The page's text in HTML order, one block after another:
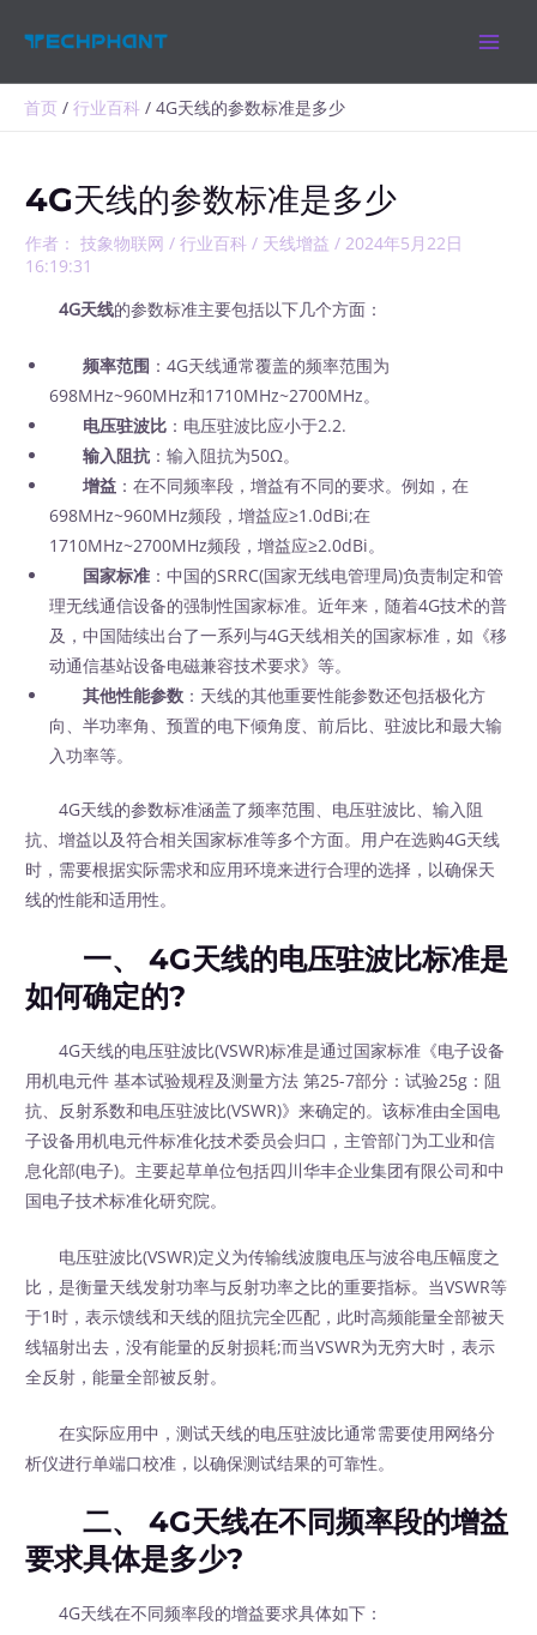
首页 行业百科 4G天线的参数标准是多少
4G天线的参数标准是多少
作者： 技象物联网/行业百科 / 天线增益 /2024年5月22日
16:19:31
4G天线的参数标准主要包括以下几个方面：
频率范围 ：4G天线通常覆盖的频率范围为
698MHz~960MHz和1710MHz~2700MHz。
电压驻波比 ：电压驻波比应小于2.2.
输入阻抗 ：输入阻抗为50Ω。
增益 ：在不同频率段，增益有不同的要求。例如，在
698MHz~960MHz频段，增益应≥1.0dBi;在
1710MHz~2700MHz频段，增益应≥2.0dBi。
国家标准 ：中国的SRRC(国家无线电管理局)负责制定和管
理无线通信设备的强制性国家标准。近年来，随着4G技术的普
及，中国陆续出台了一系列与4G天线相关的国家标准，如《移
动通信基站设备电磁兼容技术要求》等。
其他性能参数 ：天线的其他重要性能参数还包括极化方
向、半功率角、预置的电下倾角度、前后比、驻波比和最大输
入功率等。
4G天线的参数标准涵盖了频率范围、电压驻波比、输入阻
抗、增益以及符合相关国家标准等多个方面。用户在选购4G天线
时，需要根据实际需求和应用环境来进行合理的选择，以确保天
线的性能和适用性。
一、 4G天线的电压驻波比标准是
如何确定的?
4G天线的电压驻波比(VSWR)标准是通过国家标准《电子设备
用机电元件 基本试验规程及测量方法 第25-7部分：试验25g：阻
抗、反射系数和电压驻波比(VSWR)》来确定的。该标准由全国电
子设备用机电元件标准化技术委员会归口，主管部门为工业和信
息化部(电子)。主要起草单位包括四川华丰企业集团有限公司和中
国电子技术标准化研究院。
电压驻波比(VSWR)定义为传输线波腹电压与波谷电压幅度之
比，是衡量天线发射功率与反射功率之比的重要指标。当VSWR等
于1时，表示馈线和天线的阻抗完全匹配，此时高频能量全部被天
线辐射出去，没有能量的反射损耗;而当VSWR为无穷大时，表示
全反射，能量全部被反射。
在实际应用中，测试天线的电压驻波比通常需要使用网络分
析仪进行单端口校准，以确保测试结果的可靠性。
二、 4G天线在不同频率段的增益
要求具体是多少?
4G天线在不同频率段的增益要求具体如下：